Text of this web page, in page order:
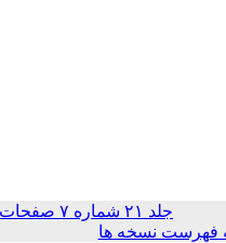
جلد ۲۱ شماره ۷ صفحات
نسخه ها